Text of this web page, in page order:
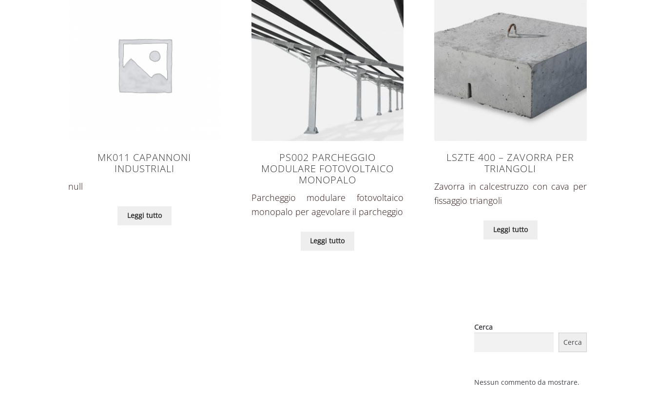
MK011 CAPANNONI
INDUSTRIALI
null
Leggi tutto
PS002 PARCHEGGIO
MODULARE FOTOVOLTAICO
MONOPALO
Parcheggio modulare fotovoltaico
monopalo per agevolare il parcheggio
Leggi tutto
LSZTE 400 – ZAVORRA PER
TRIANGOLI
Zavorra in calcestruzzo con cava per
fissaggio triangoli
Leggi tutto
Cerca
Cerca
Nessun commento da mostrare.